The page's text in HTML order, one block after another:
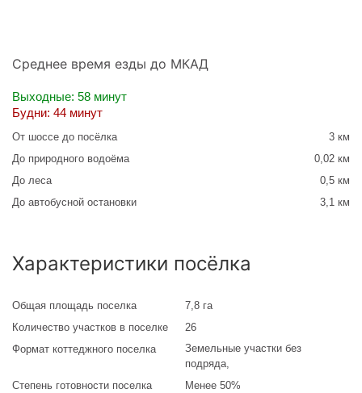
Среднее время езды до МКАД
Выходные: 58 минут
Будни: 44 минут
От шоссе до посёлка
3 км
До природного водоёма
0,02 км
До леса
0,5 км
До автобусной остановки
3,1 км
Характеристики посёлка
Общая площадь поселка
7,8 га
Количество участков в поселке
26
Формат коттеджного поселка
Земельные участки без
подряда
Степень готовности поселка
Менее 50%